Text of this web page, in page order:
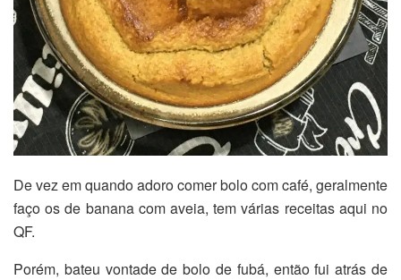
De vez em quando adoro comer bolo com café, geralmente
faço os de banana com aveia, tem várias receitas aqui no
QF.
Porém, bateu vontade de bolo de fubá, então fui atrás de